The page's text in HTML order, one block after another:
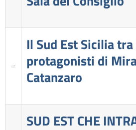
Il Sud Est Sicilia
protagonisti di
Catanzaro
SUD EST CHE